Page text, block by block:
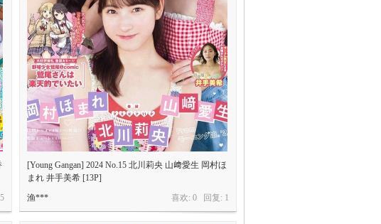
5
[Young Gangan] 2024 No.15 北川莉央 山﨑愛生 岡村ほ
まれ 井手美希 [13P]
喜欢: 0 回复: 1
渔***